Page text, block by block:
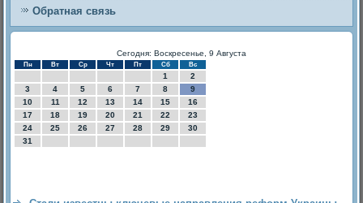
Обратная связь
Сегодня: Воскресенье, 9 Августа
Пн Вт Ср Чт Пт Сб Вс
1
2
3
4 5 6 7 8
9
10
11 12 13 14 15
16
17
18 19 20 21 22
23
24
25 26 27 28 29
30
31